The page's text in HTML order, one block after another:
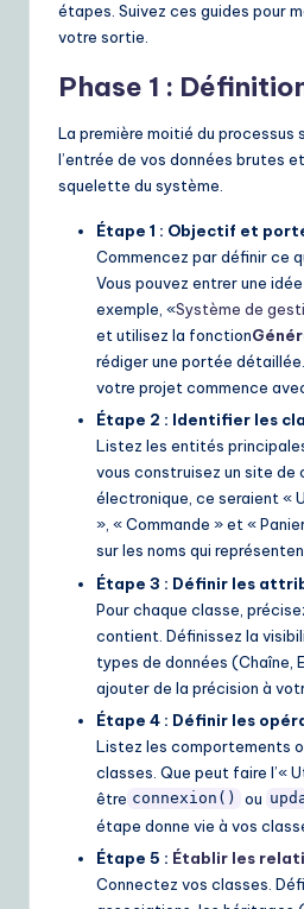
étapes. Suivez ces guides pour
votre sortie.
Phase 1 :
La première moitié du processus
l’entrée de vos données brutes
squelette du système.
Étape 1 : Objectif et
Commencez par définir ce
Vous pouvez entrer une
exemple, «Système de
et utilisez la fonction
rédiger une portée
votre projet commence
Étape 2 : Identifier les
Listez les entités
vous construisez un site de
électronique, ce seraient «
», « Commande » et «
sur les noms qui
Étape 3 : Définir les
Pour chaque classe,
contient. Définissez la
types de données (Chaîne,
ajouter de la précision à
Étape 4 : Définir les
Listez les comportements
classes. Que peut faire l’«
être connexion() ou
étape donne vie à vos
Étape 5 : Établir les
Connectez vos classes.